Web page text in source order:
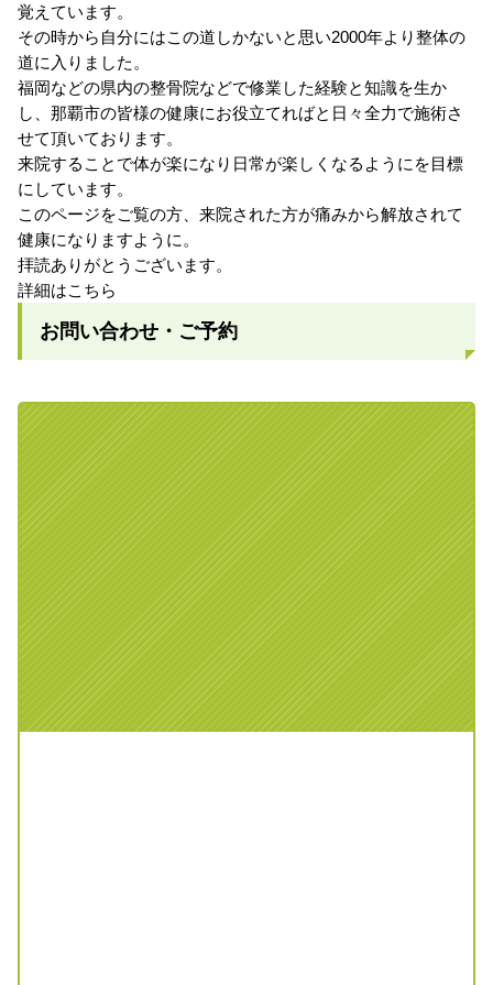
覚えています。
その時から自分にはこの道しかないと思い2000年より整体の
道に入りました。
福岡などの県内の整骨院などで修業した経験と知識を生か
し、那覇市の皆様の健康にお役立てればと日々全力で施術さ
せて頂いております。
来院することで体が楽になり日常が楽しくなるようにを目標
にしています。
このページをご覧の方、来院された方が痛みから解放されて
健康になりますように。
拝読ありがとうございます。
詳細はこちら
お問い合わせ・ご予約